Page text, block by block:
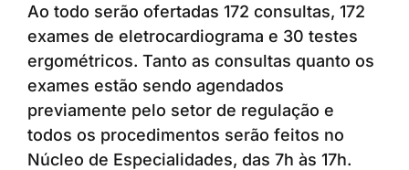
Ao todo serão ofertadas 172 consultas, 172
exames de eletrocardiograma e 30 testes
ergométricos. Tanto as consultas quanto os
exames estão sendo agendados
previamente pelo setor de regulação e
todos os procedimentos serão feitos no
Núcleo de Especialidades, das 7h às 17h.